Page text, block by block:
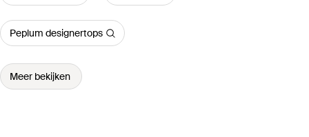
Peplum designertops
Meer bekijken